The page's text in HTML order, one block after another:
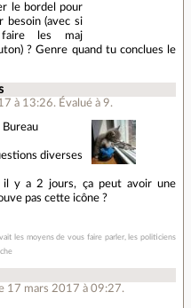
le bordel pour
besoin (avec si
les maj
? Genre quand tu conclues le
à 13:26. Évalué à 9.
diverses
il y a 2 jours, ça peut avoir une
pas cette icône ?
les moyens de vous faire parler, les politiciens
17 mars 2017 à 09:27.